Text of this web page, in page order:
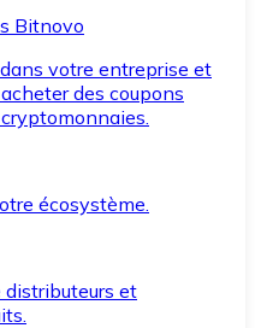
Bitnovo
votre entreprise et
des coupons
écosystème.
distributeurs et